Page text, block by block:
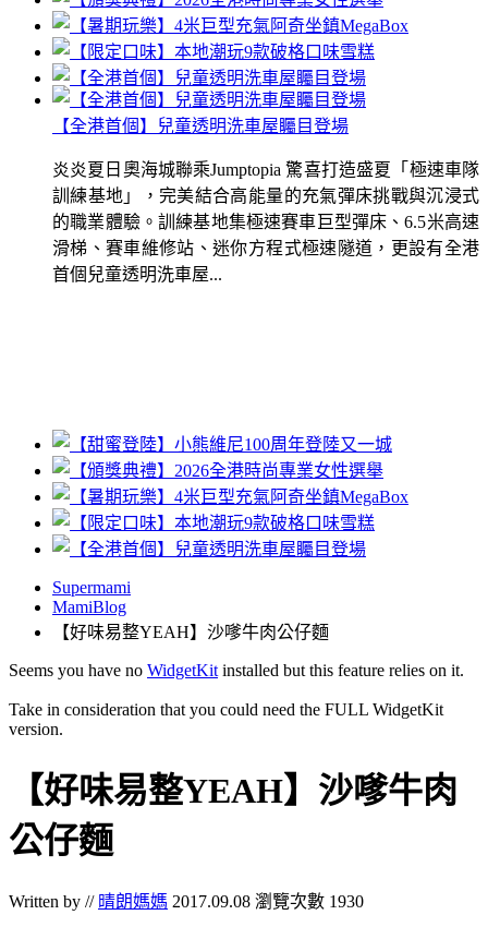
【全港首個】兒童透明洗車屋矚目登場
炎炎夏日奧海城聯乘Jumptopia 驚喜打造盛夏「極速車隊
訓練基地」，完美結合高能量的充氣彈床挑戰與沉浸式
的職業體驗。訓練基地集極速賽車巨型彈床、6.5米高速
滑梯、賽車維修站、迷你方程式極速隧道，更設有全港
首個兒童透明洗車屋...
Supermami
MamiBlog
【好味易整YEAH】沙嗲牛肉公仔麵
Seems you have no WidgetKit installed but this feature relies on it.
Take in consideration that you could need the FULL WidgetKit
version.
【好味易整YEAH】沙嗲牛肉
公仔麵
Written by // 晴朗媽媽 2017.09.08 瀏覽次數 1930